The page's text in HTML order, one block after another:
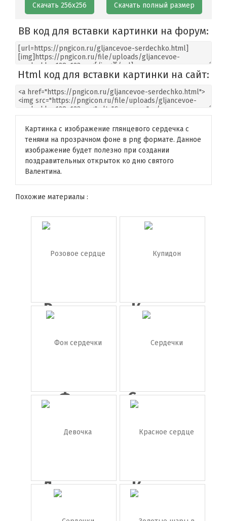
Скачать 256х256 Скачать полный размер
BB код для вставки картинки на форум:
Html код для вставки картинки на сайт:
Картинка с изображение глянцевого сердечка с
тенями на прозрачном фоне в png формате. Данное
изображение будет полезно при создании
поздравительных открыток ко дню святого
Валентина.
Похожие материалы :
Розовое
сердце
Купидон
Фон
сердечки
Сердечки
Девочка
купидон
Красное
сердце